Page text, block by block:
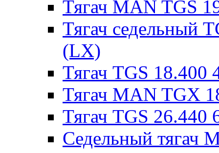
Тягач MAN TGS
Тягач седельный
(LX)
Тягач TGS
Тягач MAN TGX
Тягач TGS 26.440
Седельный тягач